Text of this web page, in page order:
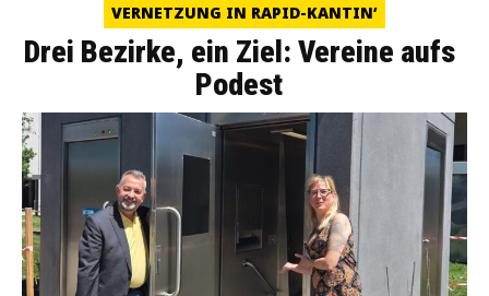
VERNETZUNG IN RAPID-KANTIN’
Drei Bezirke, ein Ziel: Vereine aufs
Podest